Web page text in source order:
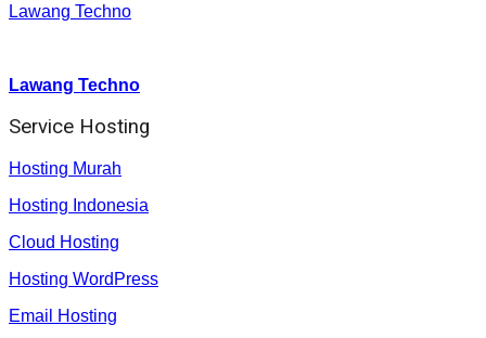
Lawang Techno
Lawang Techno
Service Hosting
Hosting Murah
Hosting Indonesia
Cloud Hosting
Hosting WordPress
Email Hosting